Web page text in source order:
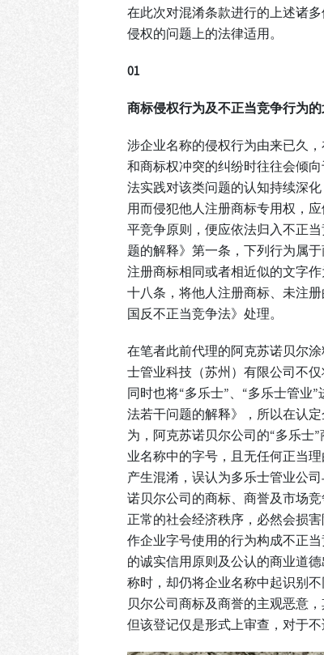
在此次对混淆条款进行的上述诸
侵权的问题上的法律适用。
01
商标侵权行为及不正当竞争行为
涉企业名称的侵权行为由来已久
和商标权冲突的纠纷时往往会倾
法实践对该类问题的认知持续深
用而侵犯他人注册商标专用权，
平竞争原则，便应依法归入不正
题的解释》第一条，下列行为属
注册商标相同或者相近似的文字
十八条，将他人注册商标、未注
国反不正当竞争法》处理。
在笔者此前代理的阿克苏诺贝尔
士管业科技（苏州）有限公司不
同时也将“多乐士”、“多乐士管业
法若干问题的解释》，所以在认
为，阿克苏诺贝尔公司的“多乐士
业名称中的字号，且无任何正当
产生混淆，误认为多乐士管业公
诺贝尔公司的商标、商誉及市场
正常的社会经济秩序，必然会损
作企业字号使用的行为构成不正
的诚实信用原则及公认的商业道
称时，却仍将企业名称中起识别
贝尔公司商标及商誉的主观恶意
但该登记仅是形式上审查，对于